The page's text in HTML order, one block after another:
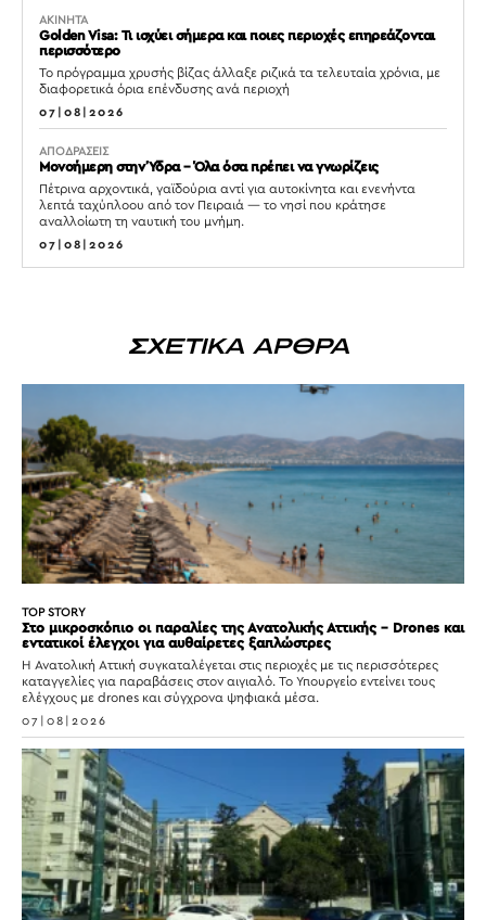
ΑΚΙΝΗΤΑ
Golden Visa: Τι ισχύει σήμερα και ποιες περιοχές επηρεάζονται
περισσότερο
Το πρόγραμμα χρυσής βίζας άλλαξε ριζικά τα τελευταία χρόνια, με
διαφορετικά όρια επένδυσης ανά περιοχή
07|08|2026
ΑΠΟΔΡΑΣΕΙΣ
Μονοήμερη στην Ύδρα – Όλα όσα πρέπει να γνωρίζεις
Πέτρινα αρχοντικά, γαϊδούρια αντί για αυτοκίνητα και ενενήντα
λεπτά ταχύπλοου από τον Πειραιά — το νησί που κράτησε
αναλλοίωτη τη ναυτική του μνήμη.
07|08|2026
ΣΧΕΤΙΚΑ ΑΡΘΡΑ
TOP STORY
Στο μικροσκόπιο οι παραλίες της Ανατολικής Αττικής – Drones και
εντατικοί έλεγχοι για αυθαίρετες ξαπλώστρες
Η Ανατολική Αττική συγκαταλέγεται στις περιοχές με τις περισσότερες
καταγγελίες για παραβάσεις στον αιγιαλό. Το Υπουργείο εντείνει τους
ελέγχους με drones και σύγχρονα ψηφιακά μέσα.
07|08|2026